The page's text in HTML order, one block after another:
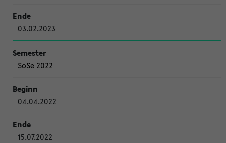
03.02.2023
SoSe 2022
04.04.2022
15.07.2022